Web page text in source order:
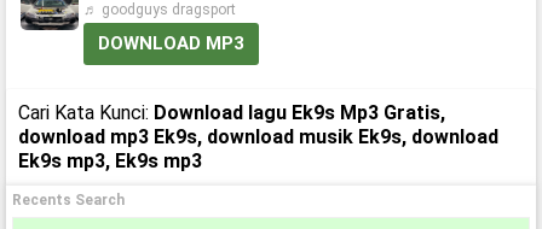
♬ goodguys dragsport
DOWNLOAD MP3
Cari Kata Kunci: Download lagu Ek9s Mp3 Gratis,
download mp3 Ek9s, download musik Ek9s, download
Ek9s mp3, Ek9s mp3
Recents Search